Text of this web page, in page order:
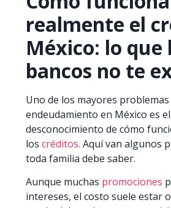
realmente el
México: lo que
bancos no te
Uno de los mayores problemas
endeudamiento en México es el
desconocimiento de cómo
los créditos. Aquí van algunos
toda familia debe saber.
Aunque muchas promociones
intereses, el costo suele estar